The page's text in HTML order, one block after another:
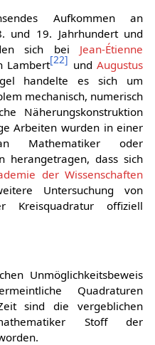
Aufkommen an
und 19. Jahrhundert und
sich bei Jean-Étienne
Lambert[22] undAugustus
handelte es sich um
mechanisch, numerisch
Näherungskonstruktion
Arbeiten wurden in einer
Mathematiker oder
herangetragen, dass sich
der Wissenschaften
Untersuchung von
Kreisquadratur offiziell
Unmöglichkeitsbeweis
Quadraturen
sind die vergeblichen
Stoff der